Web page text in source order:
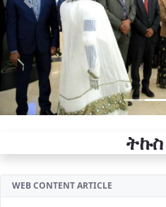
Previous
WEB CONTENT ARTICLE